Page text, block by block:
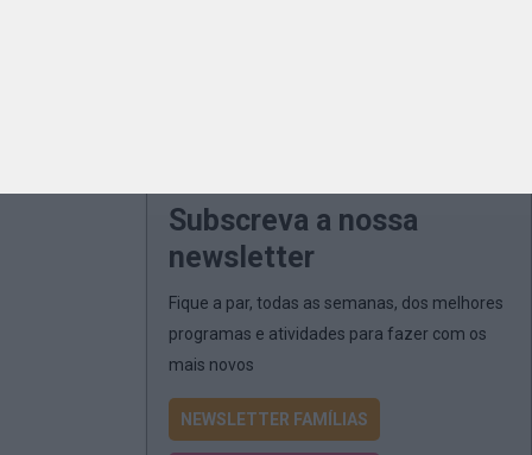
Subscreva a nossa
newsletter
Fique a par, todas as semanas, dos melhores
programas e atividades para fazer com os
mais novos
NEWSLETTER FAMÍLIAS